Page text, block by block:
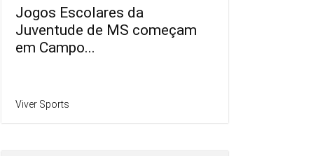
Jogos Escolares da
Juventude de MS começam
em Campo...
Viver Sports